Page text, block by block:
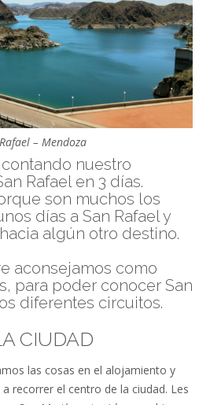
– Mendoza
nuestro
Rafael en 3 días.
son muchos los
días a San Rafael y
algún otro destino.
aconsejamos como
para poder conocer San
diferentes circuitos.
CIUDAD
las cosas en el alojamiento y
recorrer el centro de la ciudad. Les